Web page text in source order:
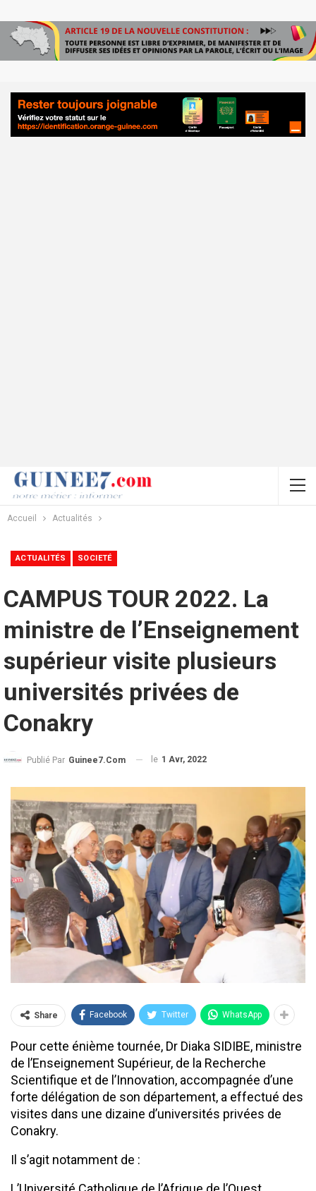
Accueil Actualités
ACTUALITÉS SOCIETÉ
CAMPUS TOUR 2022. La
ministre de l’Enseignement
supérieur visite plusieurs
universités privées de
Conakry
Publié Par Guinee7.com le 1 Avr, 2022
Share Facebook Twitter WhatsApp
Pour cette énième tournée, Dr Diaka SIDIBE, ministre
de l’Enseignement Supérieur, de la Recherche
Scientifique et de l’Innovation, accompagnée d’une
forte délégation de son département, a effectué des
visites dans une dizaine d’universités privées de
Conakry.
Il s’agit notamment de :